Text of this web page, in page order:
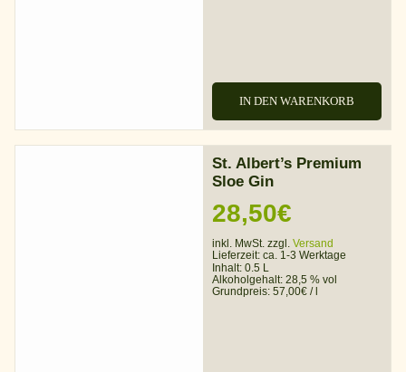
IN DEN WARENKORB
St. Albert’s Premium
Sloe Gin
28,50€
inkl. MwSt. zzgl. Versand
Lieferzeit: ca. 1-3 Werktage
Inhalt: 0.5 L
Alkoholgehalt: 28,5 % vol
Grundpreis: 57,00€ /